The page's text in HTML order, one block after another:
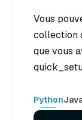
Vous
collection
que vous
Python